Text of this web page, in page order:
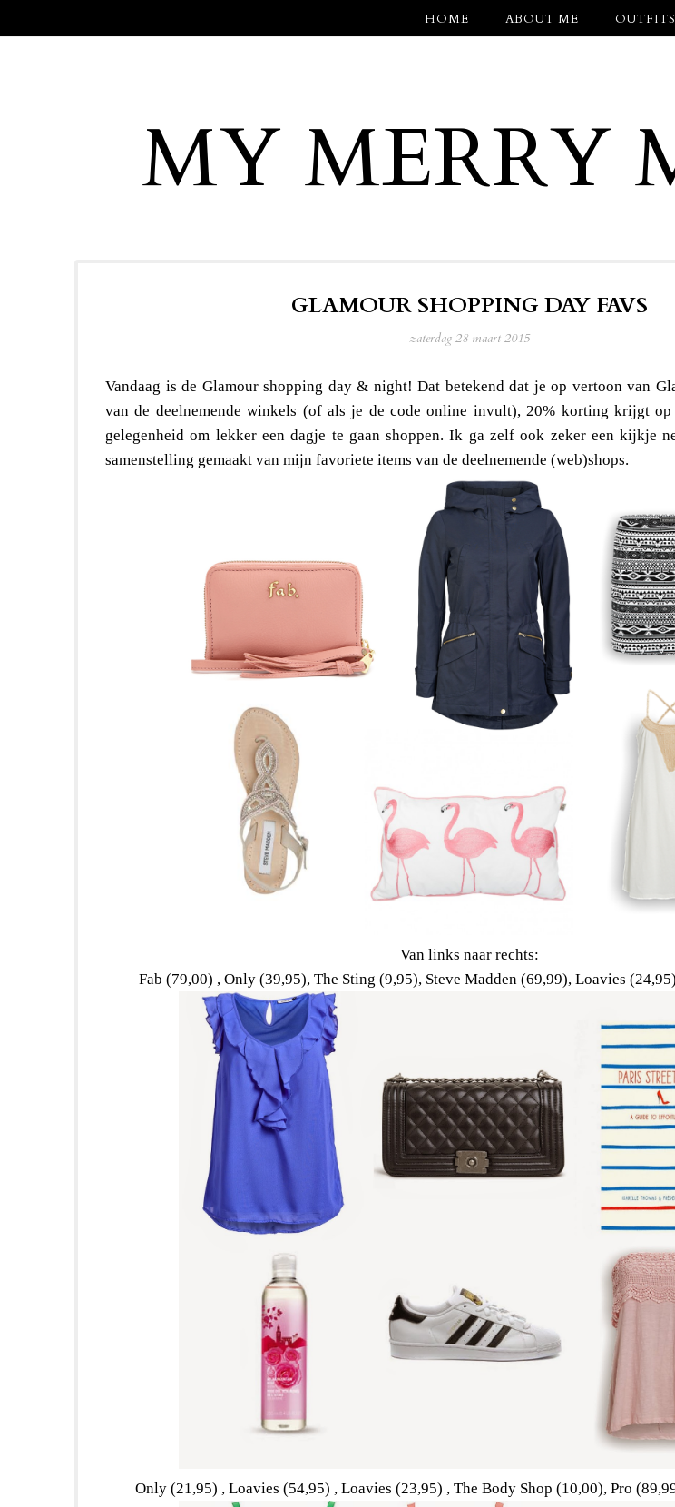
HOME ABOUT ME OUTFITS
MY MERRY
GLAMOUR SHOPPING DAY FAVS
zaterdag 28 maart 2015
Vandaag is de Glamour shopping day & night! Dat betekend dat je op vertoon van
van de deelnemende winkels (of als je de code online invult), 20% korting krijgt op
gelegenheid om lekker een dagje te gaan shoppen. Ik ga zelf ook zeker een kijkje
samenstelling gemaakt van mijn favoriete items van de deelnemende (web)shops.
Van links naar rechts:
Fab (79,00) , Only (39,95), The Sting (9,95), Steve Madden (69,99), Loavies
Only (21,95) , Loavies (54,95) , Loavies (23,95) , The Body Shop (10,00), Pro